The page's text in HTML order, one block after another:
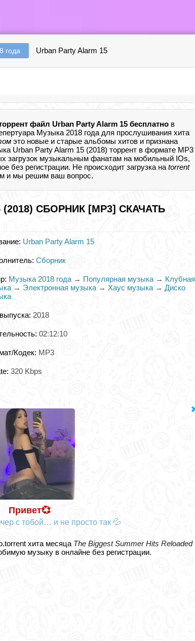
года Urban Party Alarm 15
файл Urban Party Alarm 15 бесплатно в
Музыка 2018 года для прослушивания хита
это новые и старые альбомы хитов и признана
Urban Party Alarm 15 (2018) торрент в формате MP3
загрузок музыкальным фанатам на мобильный IOs,
без регистрации. Не происходит загрузка на torrent
и мы решим ваш вопрос.
(2018) СБОРНИК [MP3] СКАЧАТЬ
Urban Party Alarm 15
Сборник
Музыка 2018 года → Популярная музыка → Клубная
→ Электронная музыка → Хаус музыка → Диско
2018
02:12:10
Кодек: MP3
320 Kbps
Привет💞
с тобой… и не просто так 💦
хита месяца The Biggest Summer Hits Reloaded
музыку в онлайне без регистрации.